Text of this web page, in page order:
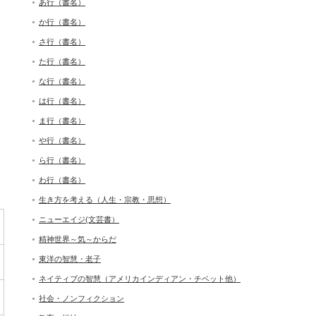
あ行（書名）
か行（書名）
さ行（書名）
た行（書名）
な行（書名）
は行（書名）
ま行（書名）
や行（書名）
ら行（書名）
わ行（書名）
生き方を考える（人生・宗教・思想）
ニューエイジ(文芸書）
精神世界～気～からだ
東洋の智慧・老子
ネイティブの智慧（アメリカインディアン・チベット他）
社会・ノンフィクション